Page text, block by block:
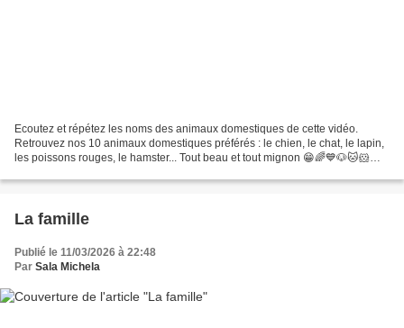
Ecoutez et répétez les noms des animaux domestiques de cette vidéo.
Retrouvez nos 10 animaux domestiques préférés : le chien, le chat, le lapin,
les poissons rouges, le hamster... Tout beau et tout mignon 😁🌈💙🐶🐱🐹🐰
La famille
Publié le 11/03/2026 à 22:48
Par Sala Michela